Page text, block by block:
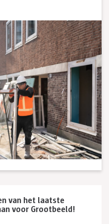
van het laatste
voor Grootbeeld!